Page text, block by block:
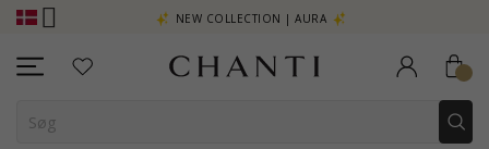
- KLIK HER NEW COLLECTION | AURA